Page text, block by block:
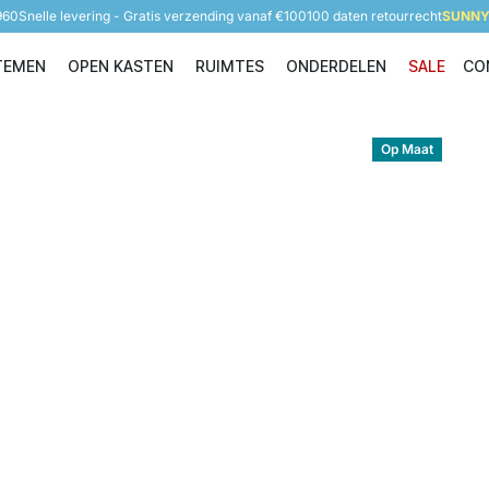
Snelle levering - Gratis verzending vanaf €100100 daten retourrecht
Opbergsystemen
OPEN KASTEN
Open Kasten
RUIMTES
Ruimtes
ONDERDELEN
Onderdelen
SALE
Op Maat